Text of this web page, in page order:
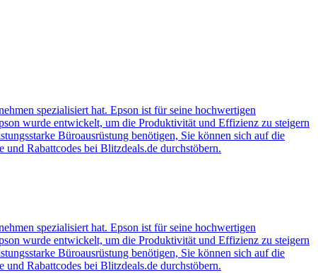
spezialisiert hat. Epson ist für seine hochwertigen
wurde entwickelt, um die Produktivität und Effizienz zu steigern
Büroausrüstung benötigen, Sie können sich auf die
Rabattcodes bei Blitzdeals.de durchstöbern.
spezialisiert hat. Epson ist für seine hochwertigen
wurde entwickelt, um die Produktivität und Effizienz zu steigern
Büroausrüstung benötigen, Sie können sich auf die
Rabattcodes bei Blitzdeals.de durchstöbern.